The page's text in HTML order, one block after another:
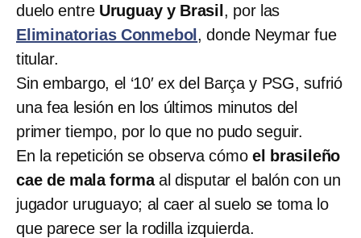
duelo entre Uruguay y Brasil , por las
Eliminatorias Conmebol , donde Neymar fue
titular.
Sin embargo, el ‘10′ ex del Barça y PSG, sufrió
una fea lesión en los últimos minutos del
primer tiempo, por lo que no pudo seguir.
En la repetición se observa cómo el brasileño
cae de mala formaal disputar el balón con un
jugador uruguayo; al caer al suelo se toma lo
que parece ser la rodilla izquierda.